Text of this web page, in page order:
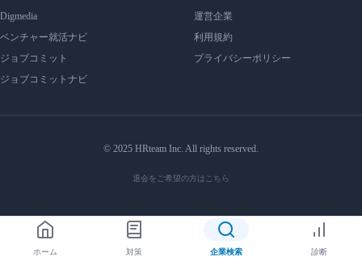
Digmedia
ベンチャー就活ナビ
ジョブコミット
ジョブコミットナビ
運営企業
利用規約
プライバシーポリシー
© 2025 HRteam Inc. All rights reserved.
退会をご希望の方はこちら
ホーム 対策 企業検索 診断